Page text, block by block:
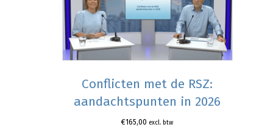
Conflicten met de RSZ:
aandachtspunten in 2026
€165,00 excl. btw